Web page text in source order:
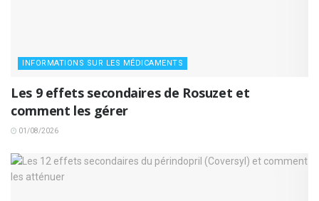
INFORMATIONS SUR LES MÉDICAMENTS
Les 9 effets secondaires de Rosuzet et
comment les gérer
01/08/2026